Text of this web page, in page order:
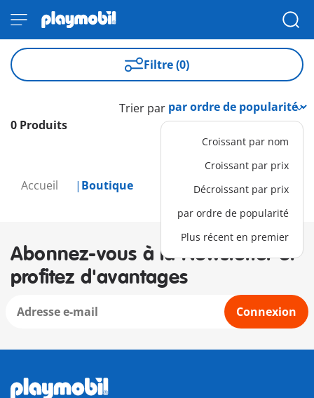
Accueil Boutique
Filtre (0)
0 Produits
Trier par
Croissant par nom
Croissant par prix
Décroissant par prix
par ordre de popularité
Plus récent en premier
Abonnez-vous à la Newsletter et
profitez d'avantages
Connexion